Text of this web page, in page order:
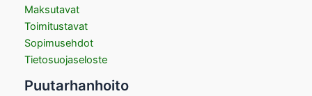
Maksutavat
Toimitustavat
Sopimusehdot
Tietosuojaseloste
Puutarhanhoito